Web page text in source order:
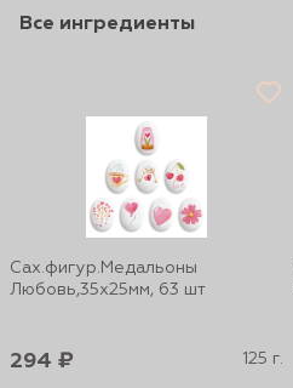
Все ингредиенты
Сах.фигур.Медальоны
Любовь,35х25мм, 63 шт
294 ₽ 125 г.